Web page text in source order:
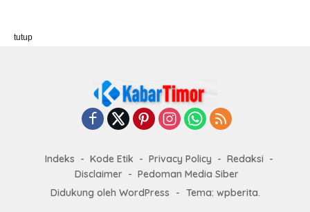
Indeks Kode Etik Privacy Policy
Redaksi
Disclaimer
Pedoman Media Siber
Didukung oleh WordPress
- Tema: wpberita.
tutup